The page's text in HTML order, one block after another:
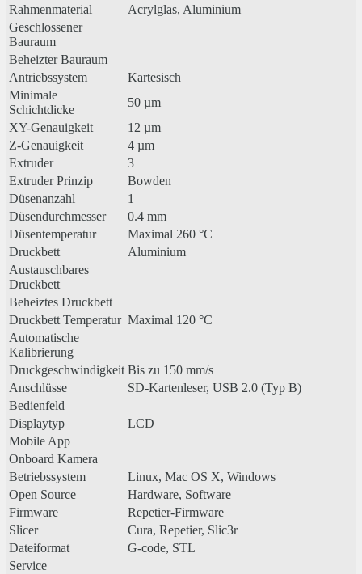
Rahmenmaterial
Acrylglas, Aluminium
Geschlossener
Bauraum
Beheizter Bauraum
Antriebssystem
Kartesisch
Minimale
Schichtdicke
50 µm
XY-Genauigkeit
12 µm
Z-Genauigkeit
4 µm
Extruder
3
Extruder Prinzip
Bowden
Düsenanzahl
1
Düsendurchmesser
0.4 mm
Düsentemperatur
Maximal 260 °C
Druckbett
Aluminium
Austauschbares
Druckbett
Beheiztes Druckbett
Druckbett Temperatur Maximal 120 °C
Automatische
Kalibrierung
Druckgeschwindigkeit Bis zu 150 mm/s
Anschlüsse
SD-Kartenleser, USB 2.0 (Typ B)
Bedienfeld
Displaytyp
LCD
Mobile App
Onboard Kamera
Betriebssystem
Linux, Mac OS X, Windows
Open Source
Hardware, Software
Firmware
Repetier-Firmware
Slicer
Cura, Repetier, Slic3r
Dateiformat
G-code, STL
Service